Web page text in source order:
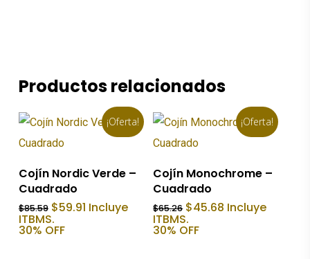
Productos relacionados
¡Oferta!
Añadir Al Carrito
Cojín Nordic Verde –
Cuadrado
$85.59 El
precio
original
$59.91El
precio
Incluye
ITBMS.
30% OFF
¡Oferta!
Añadir Al Carrito
Cojín Monochrome –
Cuadrado
$65.26 El
precio
original
$45.68 El
precio
Incluye
ITBMS.
30% OFF